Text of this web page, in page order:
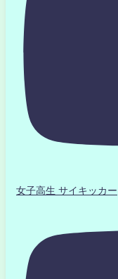
女子高生 サイキッカー